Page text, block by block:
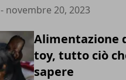
- novembre 20, 2023
Alimentazione
toy, tutto ciò
sapere